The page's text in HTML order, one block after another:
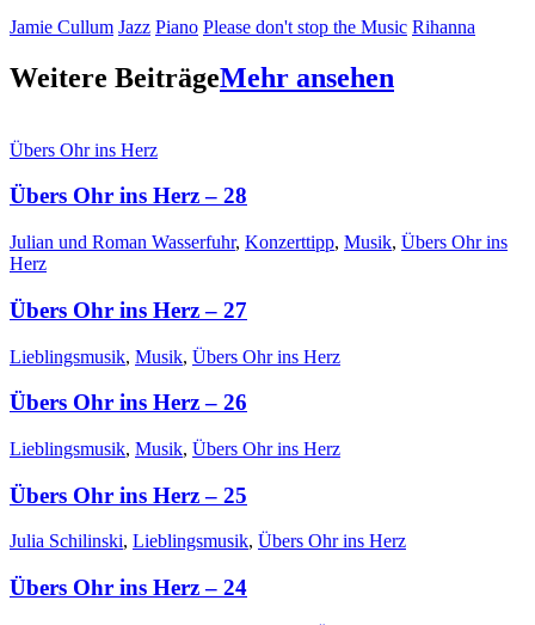
Jamie Cullum Jazz Piano Please don't stop the Music Rihanna
Weitere BeiträgeMehr ansehen
Übers Ohr ins Herz
Übers Ohr ins Herz – 28
Julian und Roman Wasserfuhr, Konzerttipp, Musik, Übers Ohr ins
Herz
Übers Ohr ins Herz – 27
Lieblingsmusik, Musik, Übers Ohr ins Herz
Übers Ohr ins Herz – 26
Lieblingsmusik, Musik, Übers Ohr ins Herz
Übers Ohr ins Herz – 25
Julia Schilinski, Lieblingsmusik, Übers Ohr ins Herz
Übers Ohr ins Herz – 24